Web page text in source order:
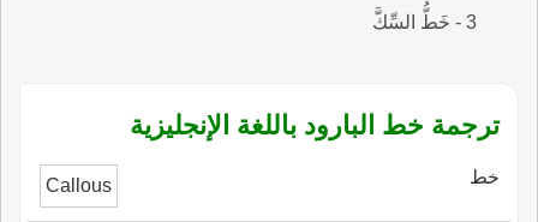
3 - خَطُّ السِّكَّ
ترجمة خط البارود باللغة الإنجليزية
خط Callous